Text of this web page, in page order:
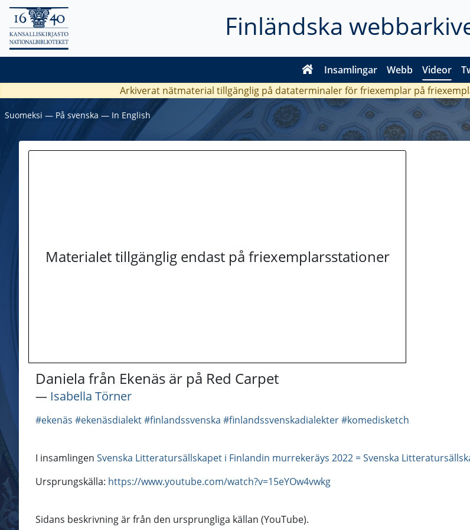
Finländska
Insamlingar Webb Videor
Arkiverat nätmaterial tillgänglig på dataterminaler för friexemplar på
Suomeksi ― På svenska ― In English
Materialet tillgänglig endast på friexemplarsstationer
Daniela från Ekenäs är på Red Carpet
― Isabella Törner
#ekenäs #ekenäsdialekt#finlandssvenska #finlandssvenskadialekter#komedisketch
I insamlingen Svenska Litteratursällskapet i Finlandin murrekeräys 2022 = Svenska
Ursprungskälla: https://www.youtube.com/watch?v=15eYOw4vwkg
Sidans beskrivning är från den ursprungliga källan (YouTube).